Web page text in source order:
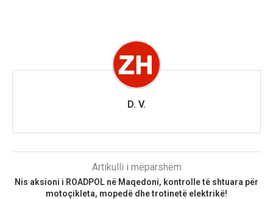
D. V.
Artikulli i mëparshëm
Nis aksioni i ROADPOL në Maqedoni, kontrolle të shtuara për
motoçikleta, mopedë dhe trotinetë elektrikë!